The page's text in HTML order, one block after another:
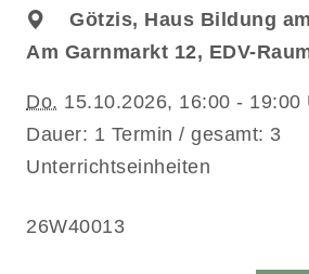
Götzis, Haus Bildung
Am Garnmarkt 12, EDV-
Do. 15.10.2026, 16:00 - 19:00
Dauer: 1 Termin / gesamt: 3
Unterrichtseinheiten
26W40013